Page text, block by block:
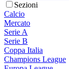
Sezioni
Calcio
Mercato
Serie A
Serie B
Coppa Italia
Champions League